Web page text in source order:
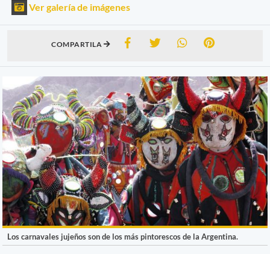
Ver galería de imágenes
COMPARTILA
Los carnavales jujeños son de los más pintorescos de la Argentina.